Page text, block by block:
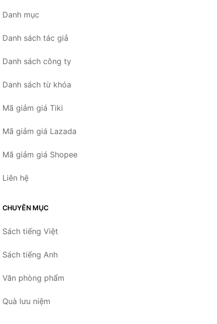
Danh mục
Danh sách tác giả
Danh sách công ty
Danh sách từ khóa
Mã giảm giá Tiki
Mã giảm giá Lazada
Mã giảm giá Shopee
Liên hệ
CHUYÊN MỤC
Sách tiếng Việt
Sách tiếng Anh
Văn phòng phẩm
Quà lưu niệm